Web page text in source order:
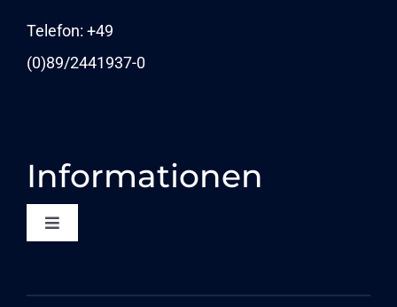
Telefon: +49
(0)89/2441937-0
NEWS
Informationen
Toggle